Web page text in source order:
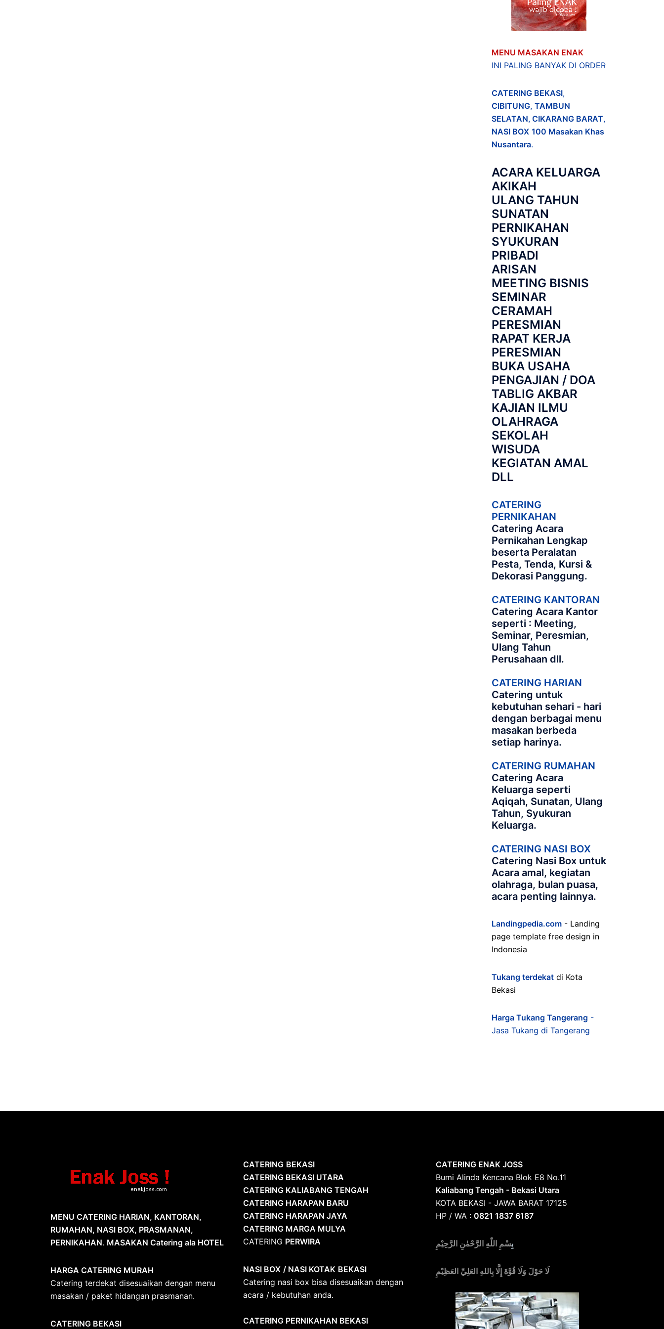
MENU MASAKAN ENAK
INI PALING BANYAK DI ORDER
CATERING BEKASI,
CIBITUNG, TAMBUN
SELATAN,CIKARANG BARAT,
NASI BOX 100 Masakan Khas
Nusantara.
ACARA KELUARGA
AKIKAH
ULANG TAHUN
SUNATAN
PERNIKAHAN
SYUKURAN
PRIBADI
ARISAN
MEETING BISNIS
SEMINAR
CERAMAH
PERESMIAN
RAPAT KERJA
PERESMIAN
BUKA USAHA
PENGAJIAN / DOA
TABLIG AKBAR
KAJIAN ILMU
OLAHRAGA
SEKOLAH
WISUDA
KEGIATAN AMAL
DLL
CATERING
PERNIKAHAN
Catering Acara
Pernikahan Lengkap
beserta Peralatan
Pesta, Tenda, Kursi &
Dekorasi Panggung.
CATERING KANTORAN
Catering Acara Kantor
seperti : Meeting,
Seminar, Peresmian,
Ulang Tahun
Perusahaan dll.
CATERING HARIAN
Catering untuk
kebutuhan sehari - hari
dengan berbagai menu
masakan berbeda
setiap harinya.
CATERING RUMAHAN
Catering Acara
Keluarga seperti
Aqiqah, Sunatan, Ulang
Tahun, Syukuran
Keluarga.
CATERING NASI BOX
Catering Nasi Box untuk
Acara amal, kegiatan
olahraga, bulan puasa,
acara penting lainnya.
Landingpedia.com - Landing
page template free design in
Indonesia
Tukang terdekatdi Kota
Bekasi
Harga Tukang Tangerang -
Jasa Tukang di Tangerang
MENU CATERING HARIAN, KANTORAN,
RUMAHAN, NASI BOX, PRASMANAN,
PERNIKAHAN. MASAKAN Catering ala HOTEL
HARGA CATERING MURAH
Catering terdekat disesuaikan dengan menu
masakan / paket hidangan prasmanan.
CATERING BEKASI
CATERING BEKASI
CATERING BEKASI UTARA
CATERING KALIABANG TENGAH
CATERING HARAPAN BARU
CATERING HARAPAN JAYA
CATERING MARGA MULYA
CATERING PERWIRA
NASI BOX / NASI KOTAK BEKASI
Catering nasi box bisa disesuaikan dengan
acara / kebutuhan anda.
CATERING PERNIKAHAN BEKASI
CATERING ENAK JOSS
Bumi Alinda Kencana Blok E8 No.11
Kaliabang Tengah - Bekasi Utara
KOTA BEKASI - JAWA BARAT 17125
HP / WA : 0821 1837 6187
بِسْمِ اللّٰهِ الرَّحْمٰنِ الرَّحِيْمِ
لَا حَوْلَ وَلَا قُوَّةَ إِلَّا بِاللهِ العَلِيِّ العَظِيْمِ